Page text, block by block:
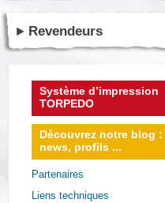
Revendeurs
Système d’impression
TORPEDO
Dècouvrez notre blog :
news, profils ...
Partenaires
Liens techniques